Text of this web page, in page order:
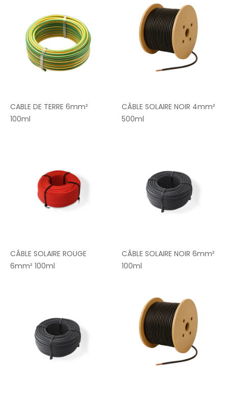
CABLE DE TERRE 6mm²
100ml
CÂBLE SOLAIRE NOIR 4mm²
500ml
CÂBLE SOLAIRE ROUGE
6mm² 100ml
CÂBLE SOLAIRE NOIR 6mm²
100ml